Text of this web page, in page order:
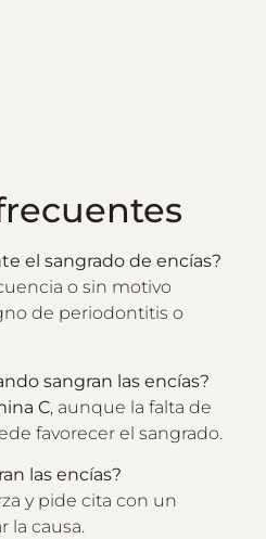
el sangrado de encías?
o sin motivo
de periodontitis o
sangran las encías?
C, aunque la falta de
favorecer el sangrado.
las encías?
y pide cita con un
la causa.